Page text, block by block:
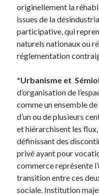
originellement la
issues de la
participative, qui
naturels nationaux ou
réglementation
*Urbanisme et
d’organisation de
comme un ensemble
d’un ou de plusieurs
et hiérarchisent les
définissant des
privé ayant pour
commerce représente
transition entre ces
sociale. Institution